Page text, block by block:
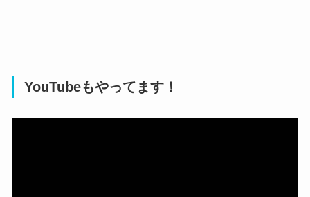
YouTubeもやってます！